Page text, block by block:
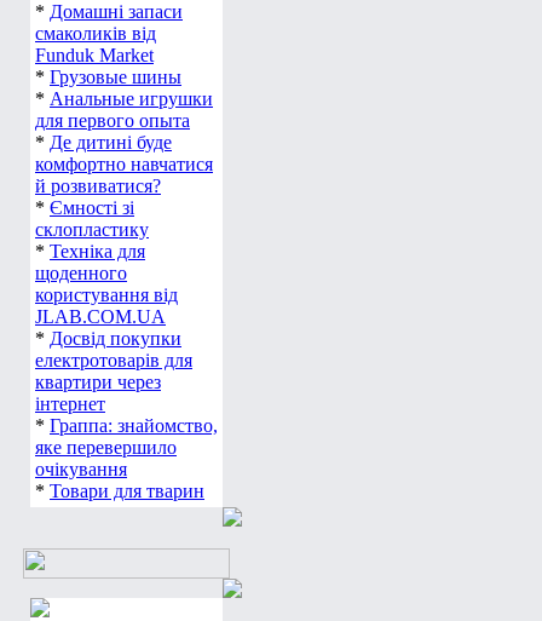
* Домашні запаси
смаколиків від
Funduk Market
* Грузовые шины
* Анальные игрушки
для первого опыта
* Де дитині буде
комфортно навчатися
й розвиватися?
* Ємності зі
склопластику
* Техніка для
щоденного
користування від
JLAB.COM.UA
* Досвід покупки
електротоварів для
квартири через
інтернет
* Граппа: знайомство,
яке перевершило
очікування
* Товари для тварин